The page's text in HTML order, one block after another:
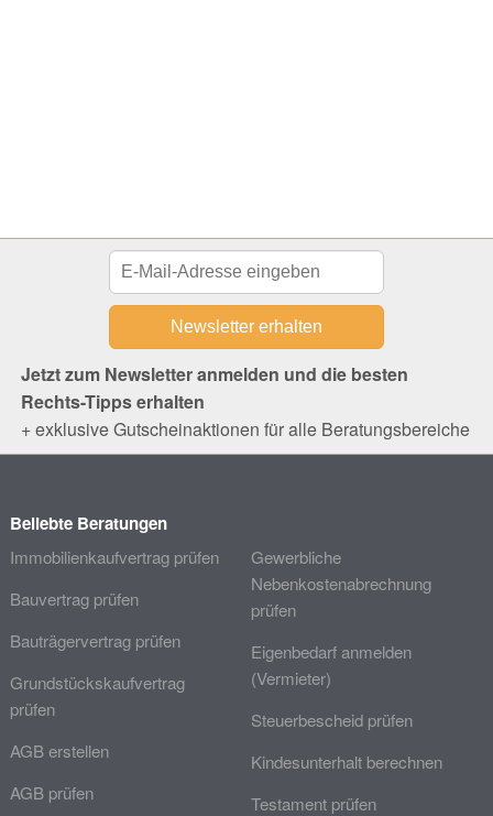
Jetzt zum Newsletter anmelden und die besten
Rechts-Tipps erhalten
+ exklusive Gutscheinaktionen für alle Beratungsbereiche
Beliebte Beratungen
Immobilienkaufvertrag prüfen
Bauvertrag prüfen
Bauträgervertrag prüfen
Grundstückskaufvertrag
prüfen
AGB erstellen
AGB prüfen
Gewerbliche
Nebenkostenabrechnung
prüfen
Eigenbedarf anmelden
(Vermieter)
Steuerbescheid prüfen
Kindesunterhalt berechnen
Testament prüfen